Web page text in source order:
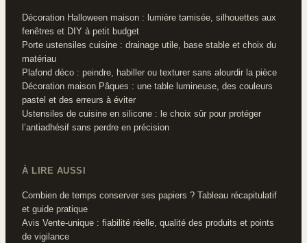
Décoration Halloween maison : lumière tamisée, silhouettes aux
fenêtres et DIY à petit budget
Porte ustensiles cuisine : drainage utile, base stable et choix du
matériau
Plafond déco : peindre, habiller ou texturer sans alourdir la pièce
Décoration maison Pâques : une table lumineuse, des couleurs
pastel et des erreurs à éviter
Ustensiles de cuisine en silicone : le choix sûr pour protéger
l’antiadhésif sans perdre en précision
À LIRE AUSSI
Combien de temps conserver ses papiers ? Tableau récapitulatif
et guide pratique
Avis Vente-unique : fiabilité réelle, qualité des produits et points
de vigilance